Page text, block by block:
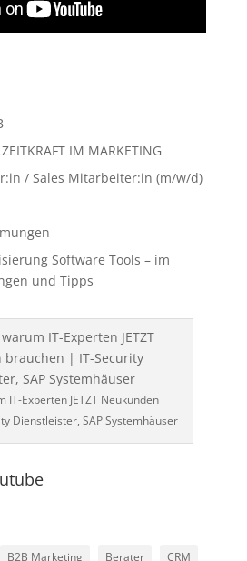
IM MARKETING
/ Sales Mitarbeiter:in (m/w/d)
Software Tools – im
und Tipps
IT-Experten JETZT Neukunden
Dienstleister, SAP Systemhäuser
B2B Marketing Berater
CRM